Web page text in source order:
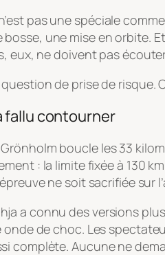
pas une spéciale
bosse, une mise en orbite.
eux, ne doivent pas
question de prise de risque.
fallu contourner
boucle les 33
: la limite fixée à 130
ne soit sacrifiée sur
a connu des versions
onde de choc. Les
complète. Aucune ne